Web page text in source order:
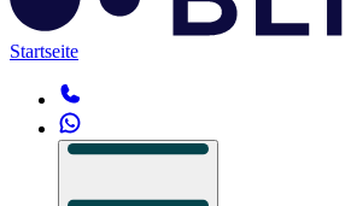
Startseite